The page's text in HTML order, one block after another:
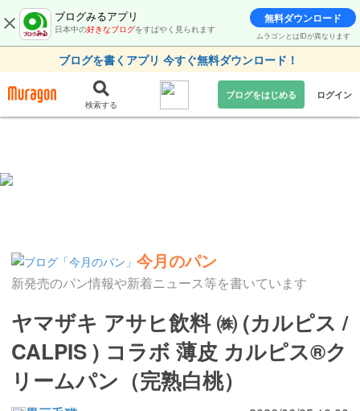
ブログみるアプリ
日本中の好きなブログをすばやく見られます
無料ダウンロード
ムラゴンとはIDが異なります
ブログを書くアプリ 今すぐ無料ダウンロード！
検索する
ブログをはじめる ログイン
今月のパン
新発売のパン情報や新着ニュース等を書いています
ヤマザキ アサヒ飲料 ㈱ (カルピス /
CALPIS ) コラボ 薄皮 カルピス®️ク
リームパン（完熟白桃）